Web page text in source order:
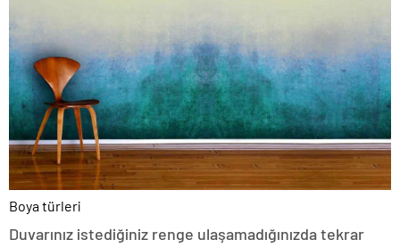
Boya türleri
Duvarınız istediğiniz renge ulaşamadığınızda tekrar